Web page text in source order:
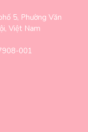
5, Phường Văn
Việt Nam
001